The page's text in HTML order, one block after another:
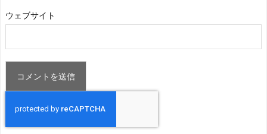
ウェブサイト